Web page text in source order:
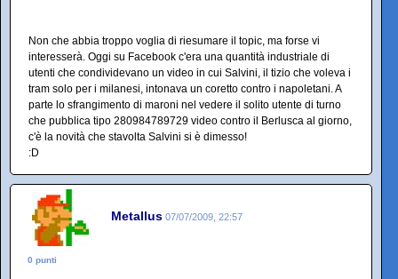
Non che abbia troppo voglia di riesumare il topic, ma forse vi
interesserà. Oggi su Facebook c'era una quantità industriale di
utenti che condividevano un video in cui Salvini, il tizio che voleva i
tram solo per i milanesi, intonava un coretto contro i napoletani. A
parte lo sfrangimento di maroni nel vedere il solito utente di turno
che pubblica tipo 280984789729 video contro il Berlusca al giorno,
c'è la novità che stavolta Salvini si è dimesso!
:D
Metallus 07/07/2009, 22:57
0 punti